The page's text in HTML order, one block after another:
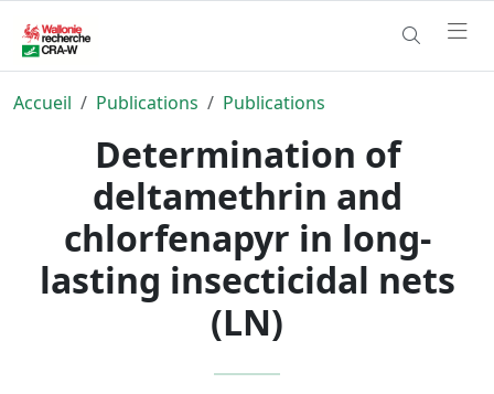
Accueil Publications Publications
Determination of
deltamethrin and
chlorfenapyr in long-
lasting insecticidal nets
(LN)